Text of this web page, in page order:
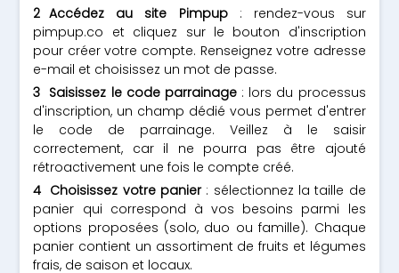
Accédez au site Pimpup: rendez-vous sur
pimpup.co et cliquez sur le bouton d'inscription
pour créer votre compte. Renseignez votre adresse
e-mail et choisissez un mot de passe.
Saisissez le code parrainage: lors du processus
d'inscription, un champ dédié vous permet d'entrer
le code de parrainage. Veillez à le saisir
correctement, car il ne pourra pas être ajouté
rétroactivement une fois le compte créé.
Choisissez votre panier: sélectionnez la taille de
panier qui correspond à vos besoins parmi les
options proposées (solo, duo ou famille). Chaque
panier contient un assortiment de fruits et légumes
frais, de saison et locaux.